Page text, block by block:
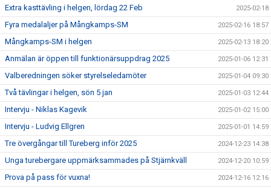
Extra kasttävling i helgen, lördag 22 Feb 2025-02-18
Fyra medalaljer på Mångkamps-SM 2025-02-16 18:57
Mångkamps-SM i helgen 2025-02-13 18:20
Anmälan är öppen till funktionärsuppdrag 2025 2025-01-06 12:31
Valberedningen söker styrelseledamöter 2025-01-04 09:30
Två tävlingar i helgen, sön 5 jan 2025-01-03 12:44
Intervju - Niklas Kagevik 2025-01-02 15:00
Intervju - Ludvig Ellgren 2025-01-01 14:59
Tre övergångar till Tureberg inför 2025 2024-12-23 14:38
Unga turebergare uppmärksammades på Stjärnkväll 2024-12-20 10:59
Prova på pass för vuxna! 2024-12-16 12:16